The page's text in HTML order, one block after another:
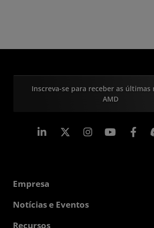
Inscreva-se para receber as últimas
AMD
Linkedin Instagram
Empresa
Sobre a AMD
Notícias e Eventos
Sala de Imprensa
Recursos